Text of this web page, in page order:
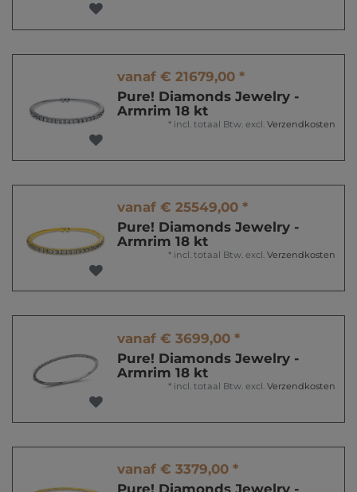
vanaf € 21679,00 *
Pure! Diamonds Jewelry -
Armrim 18 kt
* incl. totaal Btw. excl. Verzendkosten
vanaf € 25549,00 *
Pure! Diamonds Jewelry -
Armrim 18 kt
* incl. totaal Btw. excl. Verzendkosten
vanaf € 3699,00 *
Pure! Diamonds Jewelry -
Armrim 18 kt
* incl. totaal Btw. excl. Verzendkosten
vanaf € 3379,00 *
Pure! Diamonds Jewelry -